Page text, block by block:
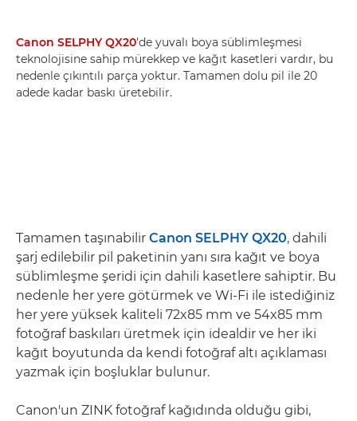
Canon SELPHY QX20'de yuvalı boya süblimleşmesi
teknolojisine sahip mürekkep ve kağıt kasetleri vardır, bu
nedenle çıkıntılı parça yoktur. Tamamen dolu pil ile 20
adede kadar baskı üretebilir.
Tamamen taşınabilir Canon SELPHY QX20, dahili
şarj edilebilir pil paketinin yanı sıra kağıt ve boya
süblimleşme şeridi için dahili kasetlere sahiptir. Bu
nedenle her yere götürmek ve Wi-Fi ile istediğiniz
her yere yüksek kaliteli 72x85 mm ve 54x85 mm
fotoğraf baskıları üretmek için idealdir ve her iki
kağıt boyutunda da kendi fotoğraf altı açıklaması
yazmak için boşluklar bulunur.
Canon'un ZINK fotoğraf kağıdında olduğu gibi,